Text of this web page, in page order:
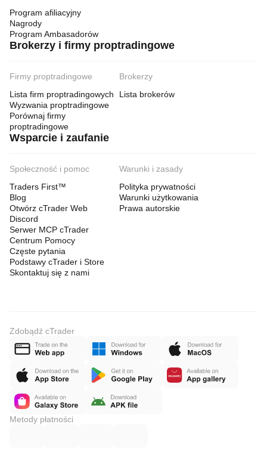
Program afiliacyjny
Nagrody
Program Ambasadorów
Brokerzy i firmy proptradingowe
Firmy proptradingowe
Lista firm proptradingowych
Wyzwania proptradingowe
Porównaj firmy
proptradingowe
Brokerzy
Lista brokerów
Wsparcie i zaufanie
Społeczność i pomoc
Traders First™
Blog
Otwórz cTrader Web
Discord
Serwer MCP cTrader
Centrum Pomocy
Częste pytania
Podstawy cTrader i Store
Skontaktuj się z nami
Warunki i zasady
Polityka prywatności
Warunki użytkowania
Prawa autorskie
Zdobądź cTrader
Metody płatności